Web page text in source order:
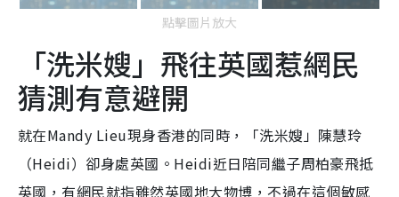
點擊圖片放大
「洗米嫂」飛往英國惹網民
猜測有意避開
就在Mandy Lieu現身香港的同時，「洗米嫂」陳慧玲
（Heidi）卻身處英國。Heidi近日陪同繼子周柏豪飛抵
英國，有網民就指雖然英國地大物博，不過在這個敏感